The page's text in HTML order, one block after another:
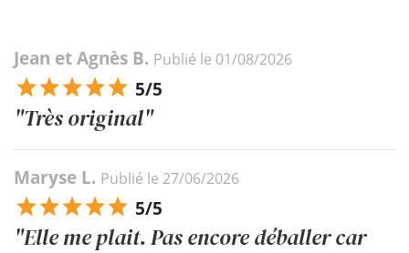
Jean et Agnès B. Publié le 01/08/2026
5/5
"Très original"
Maryse L. Publié le 27/06/2026
5/5
"Elle me plait. Pas encore déballer car